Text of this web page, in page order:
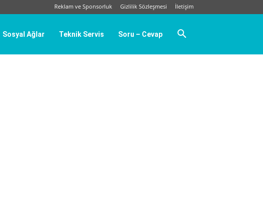
Reklam ve Sponsorluk Gizlilik Sözleşmesi İletişim
Sosyal Ağlar Teknik Servis Soru – Cevap